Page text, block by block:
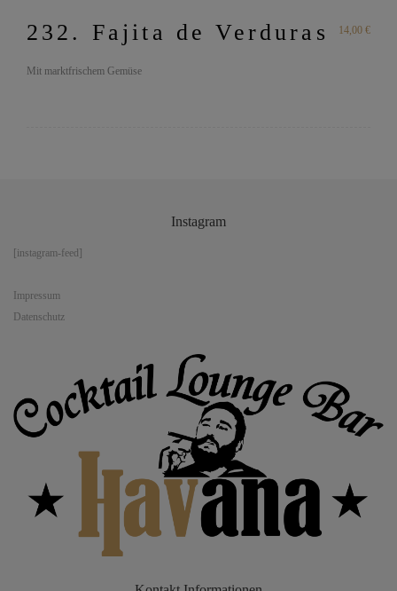
232. Fajita de Verduras 14,00 €
Mit marktfrischem Gemüse
Instagram
[instagram-feed]
Impressum
Datenschutz